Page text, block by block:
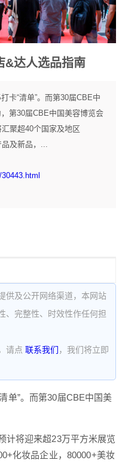
&达人选品指南
卡“清单”。而第30届CBE中
第30届CBE中国美容博览会
聚超40个国家及地区
及新品，...
供及公开网络渠道，本网站
、完整性、时效性作任何担
请点 联系我们 ，我们将立即
单”。而第30届CBE中国美
计将迎来超23万平方米展览
化妆品企业，80000+美妆